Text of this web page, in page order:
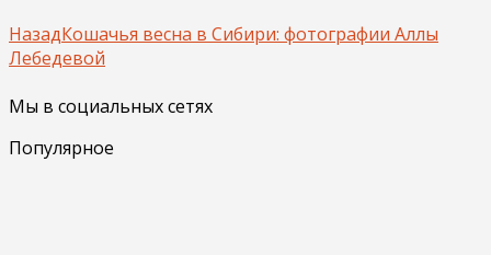
НазадКошачья весна в Сибири: фотографии Аллы
Лебедевой
Мы в социальных сетях
Популярное